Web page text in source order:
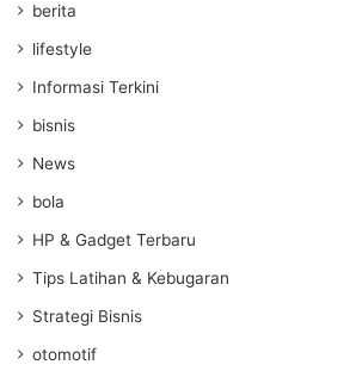
berita
lifestyle
Informasi Terkini
bisnis
News
bola
HP & Gadget Terbaru
Tips Latihan & Kebugaran
Strategi Bisnis
otomotif